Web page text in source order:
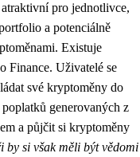
pro jednotlivce,
a potenciálně
Existuje
Finance. Uživatelé se
své kryptoměny do
generovaných z
a půjčit si kryptoměny
by si však měli být vědomi